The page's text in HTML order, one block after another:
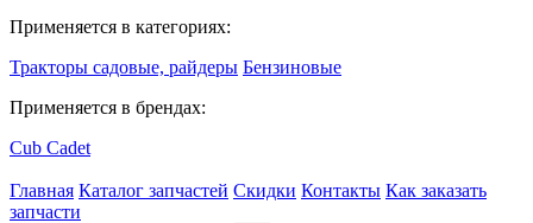
Применяется в категориях:
Тракторы садовые, райдеры Бензиновые
Применяется в брендах:
Cub Cadet
Главная Каталог запчастей Скидки Контакты Как заказать
запчасти